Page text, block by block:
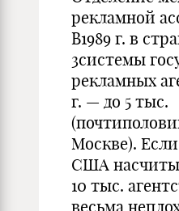
рекламной
В1989 г. в
3системы
рекламных
г. — до 5 тыс.
Москве).
США
10 тыс.
весьма